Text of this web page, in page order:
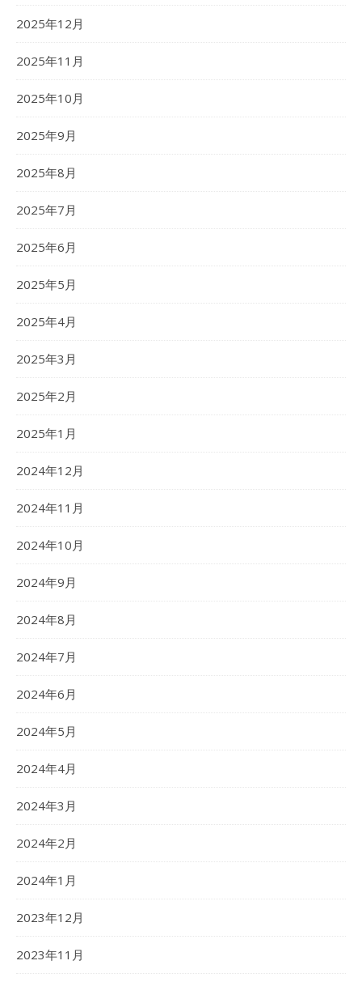
2025年12月
2025年11月
2025年10月
2025年9月
2025年8月
2025年7月
2025年6月
2025年5月
2025年4月
2025年3月
2025年2月
2025年1月
2024年12月
2024年11月
2024年10月
2024年9月
2024年8月
2024年7月
2024年6月
2024年5月
2024年4月
2024年3月
2024年2月
2024年1月
2023年12月
2023年11月